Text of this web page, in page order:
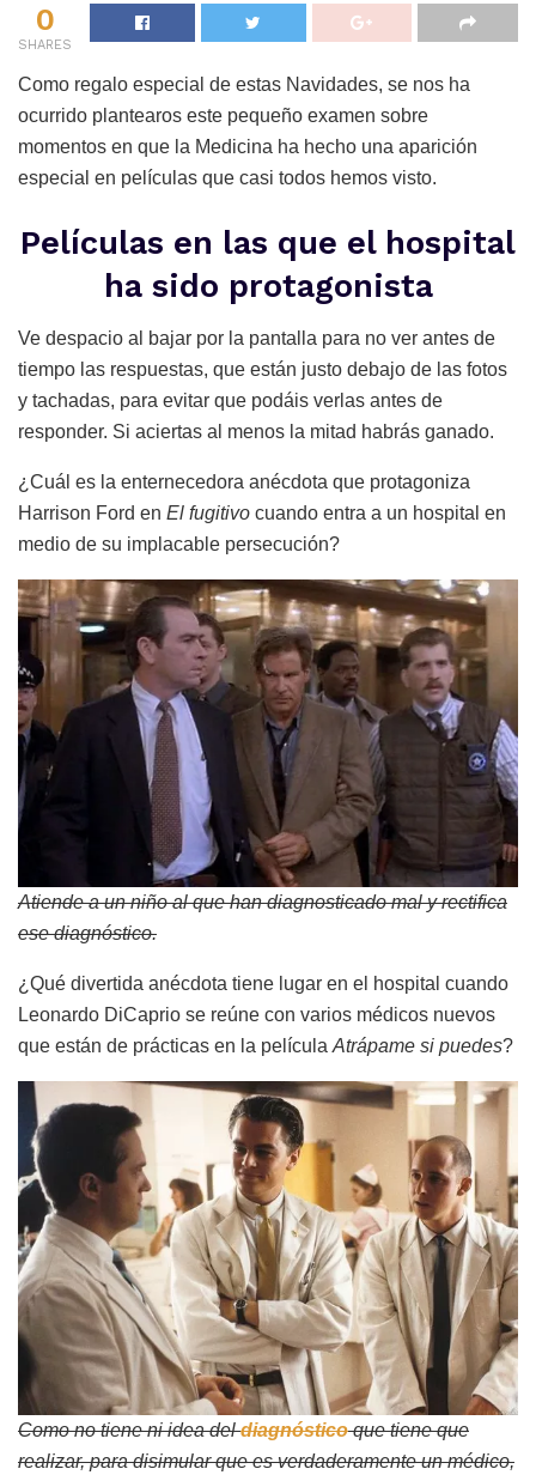
0
SHARES
Como regalo especial de estas Navidades, se nos ha
ocurrido plantearos este pequeño examen sobre
momentos en que la Medicina ha hecho una aparición
especial en películas que casi todos hemos visto.
Películas en las que el hospital
ha sido protagonista
Ve despacio al bajar por la pantalla para no ver antes de
tiempo las respuestas, que están justo debajo de las fotos
y tachadas, para evitar que podáis verlas antes de
responder. Si aciertas al menos la mitad habrás ganado.
¿Cuál es la enternecedora anécdota que protagoniza
Harrison Ford en El fugitivo cuando entra a un hospital en
medio de su implacable persecución?
Atiende a un niño al que han diagnosticado mal y rectifica
ese diagnóstico.
¿Qué divertida anécdota tiene lugar en el hospital cuando
Leonardo DiCaprio se reúne con varios médicos nuevos
que están de prácticas en la película Atrápame si puedes?
Como no tiene ni idea deldiagnósticoque tiene que
realizar, para disimular que es verdaderamente un médico,